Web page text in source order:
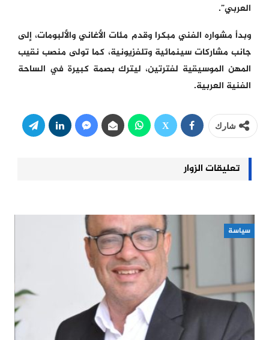
العربي”.
وبدأ مشواره الفني مبكرا وقدم مئات الأغاني والألبومات، إلى
جانب مشاركات سينمائية وتلفزيونية، كما تولى منصب نقيب
المهن الموسيقية لفترتين، ليترك بصمة كبيرة في الساحة
الفنية العربية.
شارك
تعليقات الزوار
سياسة